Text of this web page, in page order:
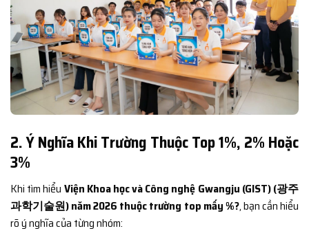
2. Ý Nghĩa Khi Trường Thuộc Top 1%, 2% Hoặc
3%
Khi tìm hiểu Viện Khoa học và Công nghệ Gwangju (GIST) (광주
과학기술원) năm 2026 thuộc trường top mấy %?, bạn cần hiểu
rõ ý nghĩa của từng nhóm: